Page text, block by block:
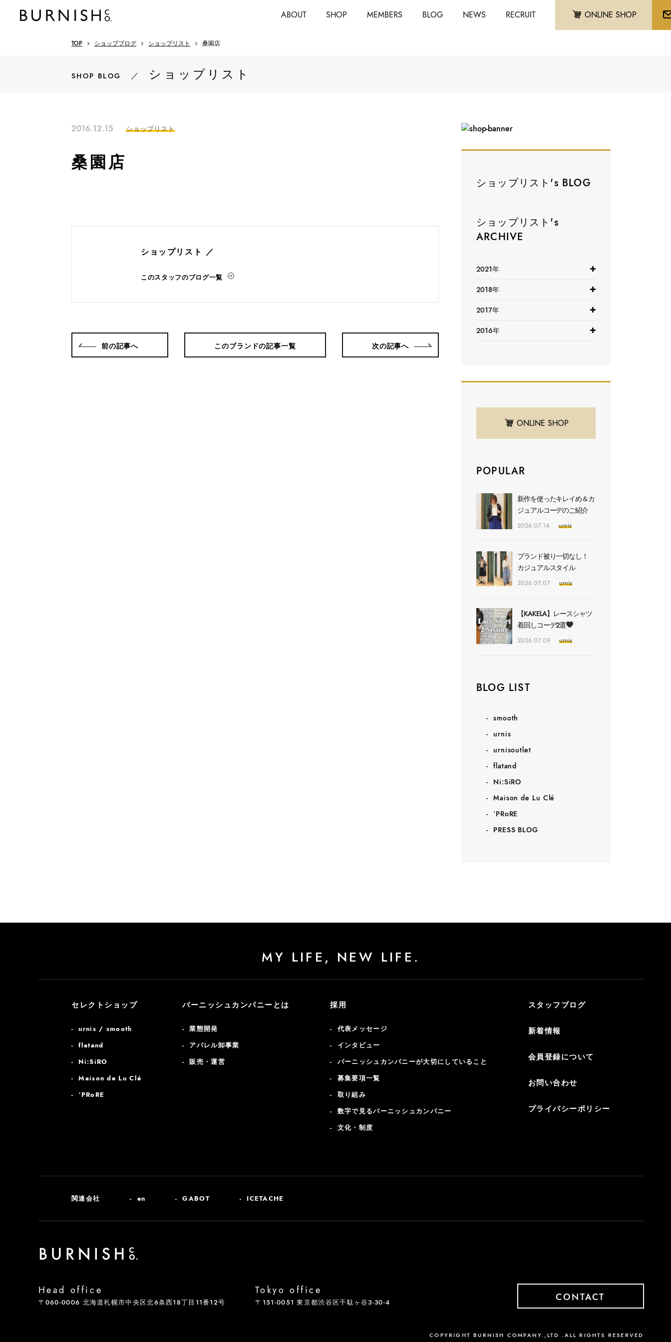
ABOUT SHOP MEMBERS BLOG NEWS RECRUIT ONLINE SHOP
TOP ショップブログ ショップリスト 桑園店
SHOP BLOG ／ ショップリスト
2016.12.15 ショップリスト
桑園店
ショップリスト ／
このスタッフのブログ一覧
前の記事へ 次の記事へ
このブランドの記事一覧
ショップリスト's BLOG
ショップリスト's
ARCHIVE
2021年
2018年
2017年
2016年
ONLINE SHOP
POPULAR
新作を使ったキレイめ＆カ
ジュアルコーデのご紹介
2026.07.14 urnis
ブランド被り一切なし！
カジュアルスタイル
2026.07.07 urnis
【KAKELA】レースシャツ
着回しコーデ2選
2026.07.09 urnis
BLOG LIST
smooth
urnis
urnisoutlet
flatand
Ni:SiRO
Maison de Lu Clé
‘PRoRE
PRESS BLOG
MY LIFE, NEW LIFE.
セレクトショップ
urnis / smooth
flatand
Ni:SiRO
Maison de Lu Clé
‘PRoRE
バーニッシュカンパニーとは
業態開発
アパレル卸事業
販売・運営
採用
代表メッセージ
インタビュー
バーニッシュカンパニーが大切にしていること
募集要項一覧
取り組み
数字で見るバーニッシュカンパニー
文化・制度
スタッフブログ
新着情報
会員登録について
お問い合わせ
プライバシーポリシー
関連会社 en GABOT ICETACHE
Head office
〒060-0006 北海道札幌市中央区北6条西18丁目11番12号
Tokyo office
〒151-0051 東京都渋谷区千駄ヶ谷3-30-4 CONTACT
COPYRIGHT BURNISH COMPANY.,LTD .ALL RIGHTS RESERVED